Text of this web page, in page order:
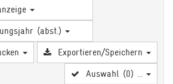
(abst.)
Exportieren/Speichern
Auswahl (0) ...